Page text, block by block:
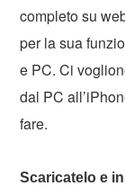
completo su
per la sua
e PC. Ci
dal PC
fare.
Scaricatelo e